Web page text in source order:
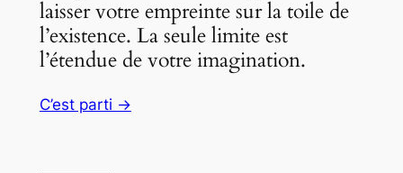
laisser votre empreinte sur la toile de
l’existence. La seule limite est
l’étendue de votre imagination.
C’est parti →